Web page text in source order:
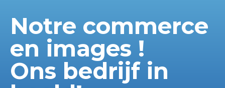
Notre commerce
en images !
Ons bedrijf in